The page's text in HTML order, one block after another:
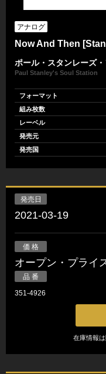
アナログ
Now And Then
ポール・スタンレーズ
Paul Stanley's Soul Station
フォーマット
組み枚数
レーベル
発売元
発売国
発売日
2021-03-19
価 格
オープン・プライ
品 番
351-4926
在庫情報